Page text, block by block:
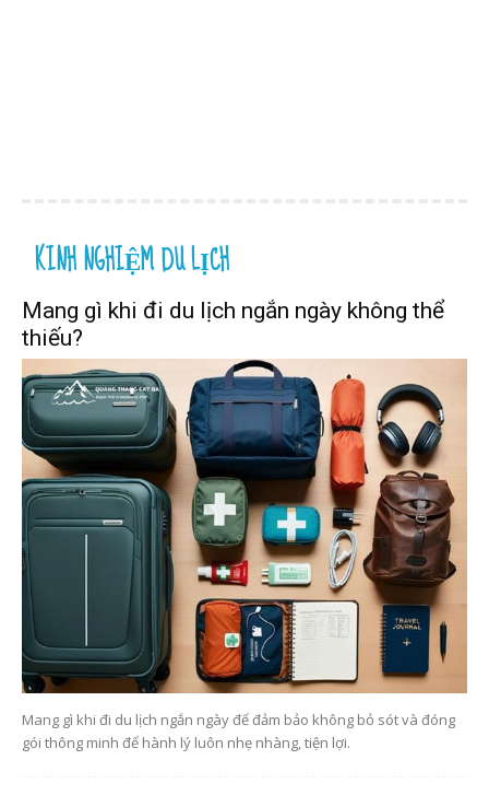
KINH NGHIỆM DU LỊCH
Mang gì khi đi du lịch ngắn ngày không thể
thiếu?
Mang gì khi đi du lịch ngắn ngày để đảm bảo không bỏ sót và đóng
gói thông minh để hành lý luôn nhẹ nhàng, tiện lợi.